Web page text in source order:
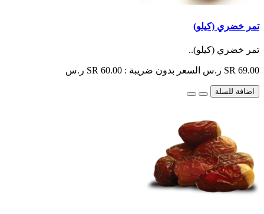
تمر خضري (كيلو)
تمر خضري (كيلو)..
SR 69.00 ر.س السعر بدون ضريبة : SR 60.00 ر.س
اضافة للسلة